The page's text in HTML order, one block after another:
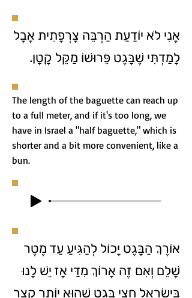
אֲנִי לֹא יוֹדַעַת הַרְבֵּה צָרְפָתִית אֲבָל
לָמַדְתִּי שֶׁבָּגֶט פֵּרוּשׁוֹ מַקֵּל קָטָן.
The length of the baguette can reach up
to a full meter, and if it's too long, we
have in Israel a "half baguette," which is
shorter and a bit more convenient, like a
bun.
אוֹרֶךְ הַבָּגֶט יָכוֹל לְהַגִּיעַ עַד מֶטֶר
שָׁלֵם וְאִם זֶה אָרוֹךְ מִדַּי אָז יֵשׁ לָנוּ
בְּיִשְׂרָאֵל חֲצִי בָּגֶט שֶׁהוּא יוֹתֵר קָצָר